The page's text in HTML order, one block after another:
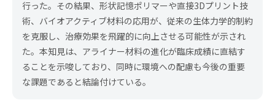
行った。その結果、形状記憶ポリマーや直接3Dプリント技
術、バイオアクティブ材料の応用が、従来の生体力学的制約
を克服し、治療効果を飛躍的に向上させる可能性が示され
た。本知見は、アライナー材料の進化が臨床成績に直結す
ることを示唆しており、同時に環境への配慮も今後の重要
な課題であると結論付けている。